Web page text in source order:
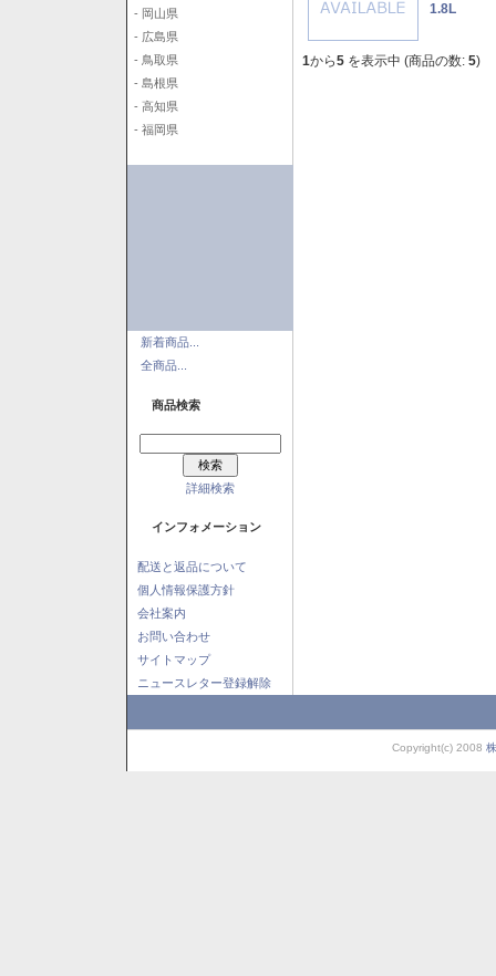
- 岡山県
- 広島県
- 鳥取県
- 島根県
- 高知県
- 福岡県
新着商品...
全商品...
商品検索
詳細検索
インフォメーション
配送と返品について
個人情報保護方針
会社案内
お問い合わせ
サイトマップ
ニュースレター登録解除
1.8L
1から5 を表示中 (商品の数: 5)
Copyright(c) 2008